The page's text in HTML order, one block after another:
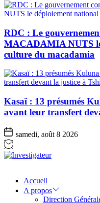
RDC : Le
MACADAMIA NUTS
culture du macadamia
Kasaï : 13 présumés
avant leur transfert
samedi, août 8 2026
Accueil
A propos
Direction